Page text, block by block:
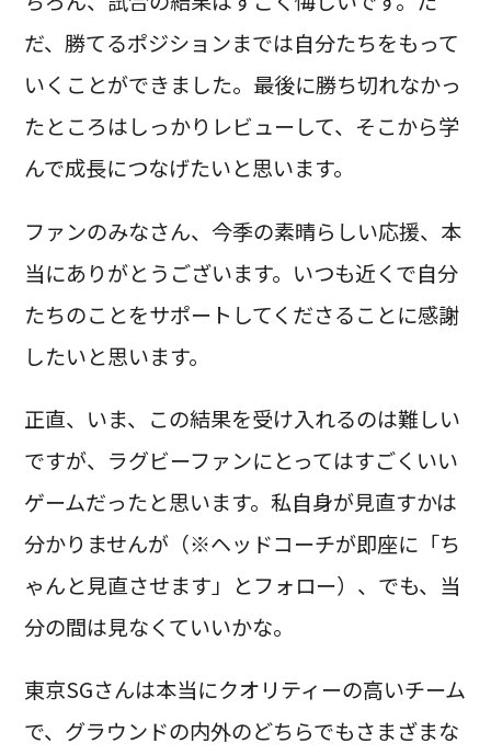
だ、勝てるポジションまでは自分たちをもって
いくことができました。最後に勝ち切れなかっ
たところはしっかりレビューして、そこから学
んで成長につなげたいと思います。
ファンのみなさん、今季の素晴らしい応援、本
当にありがとうございます。いつも近くで自分
たちのことをサポートしてくださることに感謝
したいと思います。
正直、いま、この結果を受け入れるのは難しい
ですが、ラグビーファンにとってはすごくいい
ゲームだったと思います。私自身が見直すかは
分かりませんが（※ヘッドコーチが即座に「ち
ゃんと見直させます」とフォロー）、でも、当
分の間は見なくていいかな。
東京SGさんは本当にクオリティーの高いチーム
で、グラウンドの内外のどちらでもさまざまな